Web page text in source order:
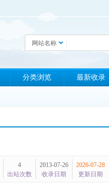
网站名称
分类浏览 最新收录
4
出站次数
2013-07-26
收录日期
2026-07-28
更新日期